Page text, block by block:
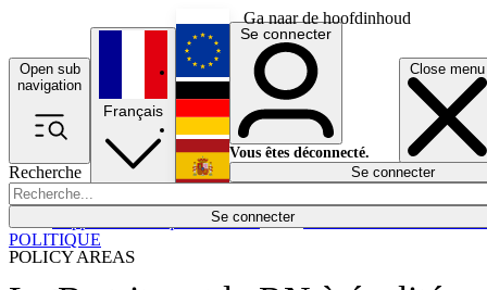
Ga naar de hoofdinhoud
Open sub
navigation
Close menu
Recherche
Se connecter
POLICY AREAS
Économie
Français
English
Deutsch
Español
Se connecter
Vous êtes déconnecté.
Se connecter
POLITIQUE